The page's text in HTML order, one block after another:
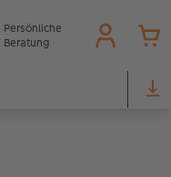
Persönliche
Beratung